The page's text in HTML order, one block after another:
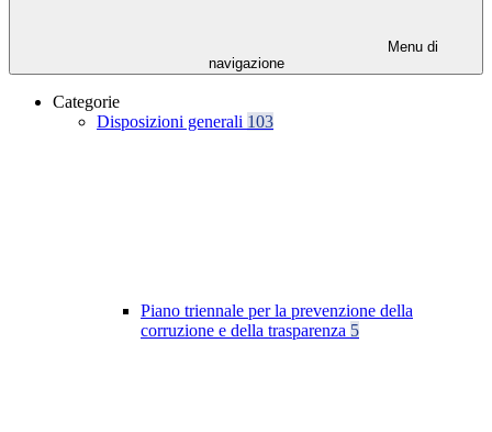
Menu di
navigazione
Categorie
Disposizioni generali 103
Piano triennale per la prevenzione della
corruzione e della trasparenza 5